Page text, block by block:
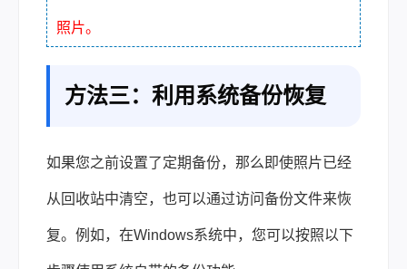
照片。
方法三：利用系统备份恢复
如果您之前设置了定期备份，那么即使照片已经
从回收站中清空，也可以通过访问备份文件来恢
复。例如，在Windows系统中，您可以按照以下